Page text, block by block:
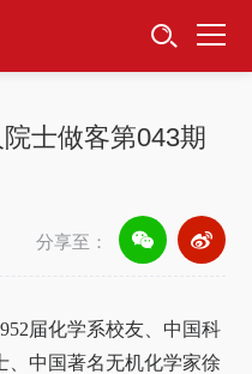
士做客第043期
分享至：
届化学系校友、中国科
、中国著名无机化学家徐